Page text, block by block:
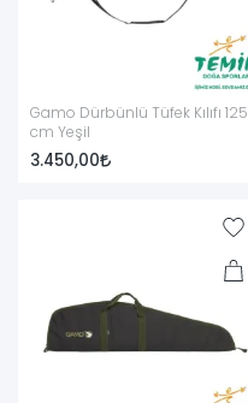
Gamo Dürbünlü Tüfek Kılıfı 125
cm Yeşil
3.450,00